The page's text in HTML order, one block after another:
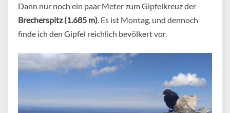
Dann nur noch ein paar Meter zum Gipfelkreuz der
Brecherspitz (1.685 m). Es ist Montag, und dennoch
finde ich den Gipfel reichlich bevölkert vor.